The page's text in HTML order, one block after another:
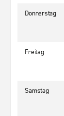
Donnerstag
Freitag
Samstag